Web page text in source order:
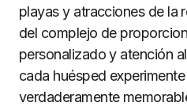
playas y atracciones de la
del complejo de
personalizado y atención
cada huésped
verdaderamente